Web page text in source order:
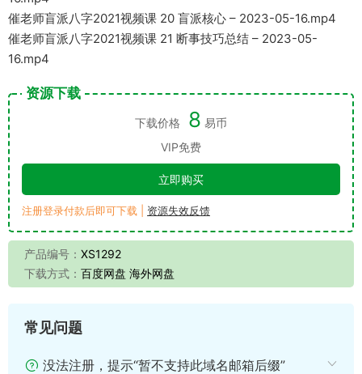
催老师盲派八字2021视频课 20 盲派核心 – 2023-05-16.mp4
催老师盲派八字2021视频课 21 断事技巧总结 – 2023-05-
16.mp4
资源下载
下载价格 8 易币
VIP免费
立即购买
注册登录付款后即可下载 | 资源失效反馈
产品编号： XS1292
下载方式： 百度网盘 海外网盘
常见问题
没法注册，提示“暂不支持此域名邮箱后缀”